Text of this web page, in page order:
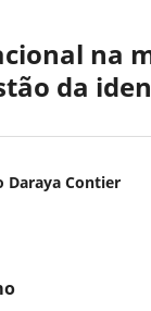
na
da
Daraya Contier